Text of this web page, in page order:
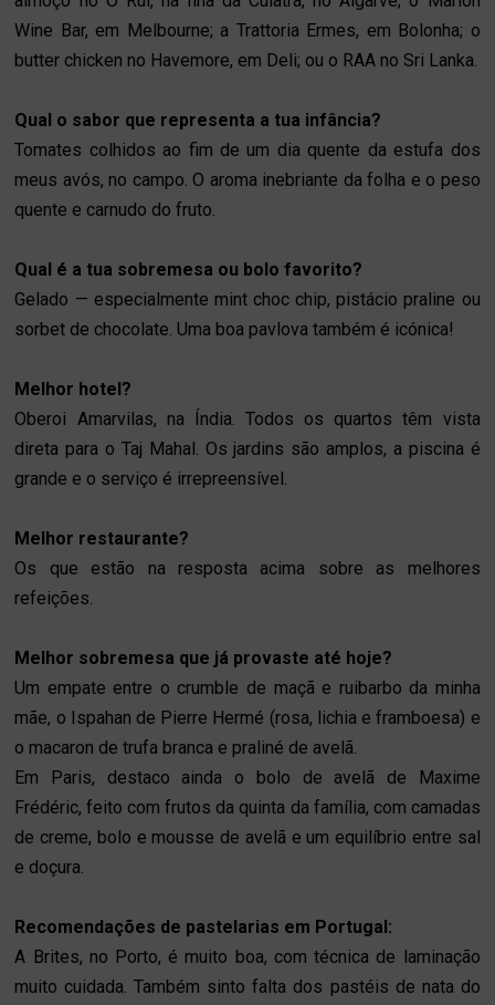
Wine Bar, em Melbourne; a Trattoria Ermes, em Bolonha; o
butter chicken no Havemore, em Deli; ou o RAA no Sri Lanka.
Qual o sabor que representa a tua infância?
Tomates colhidos ao fim de um dia quente da estufa dos
meus avós, no campo. O aroma inebriante da folha e o peso
quente e carnudo do fruto.
Qual é a tua sobremesa ou bolo favorito?
Gelado — especialmente mint choc chip, pistácio praline ou
sorbet de chocolate. Uma boa pavlova também é icónica!
Melhor hotel?
Oberoi Amarvilas, na Índia. Todos os quartos têm vista
direta para o Taj Mahal. Os jardins são amplos, a piscina é
grande e o serviço é irrepreensível.
Melhor restaurante?
Os que estão na resposta acima sobre as melhores
refeições.
Melhor sobremesa que já provaste até hoje?
Um empate entre o crumble de maçã e ruibarbo da minha
mãe, o Ispahan de Pierre Hermé (rosa, lichia e framboesa) e
o macaron de trufa branca e praliné de avelã.
Em Paris, destaco ainda o bolo de avelã de Maxime
Frédéric, feito com frutos da quinta da família, com camadas
de creme, bolo e mousse de avelã e um equilíbrio entre sal
e doçura.
Recomendações de pastelarias em Portugal:
A Brites, no Porto, é muito boa, com técnica de laminação
muito cuidada. Também sinto falta dos pastéis de nata do